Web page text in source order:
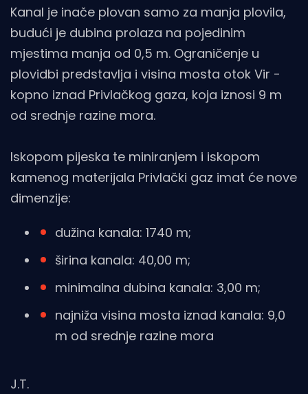
Kanal je inače plovan samo za manja plovila,
budući je dubina prolaza na pojedinim
mjestima manja od 0,5 m. Ograničenje u
plovidbi predstavlja i visina mosta otok Vir -
kopno iznad Privlačkog gaza, koja iznosi 9 m
od srednje razine mora.
Iskopom pijeska te miniranjem i iskopom
kamenog materijala Privlački gaz imat će nove
dimenzije:
dužina kanala: 1740 m;
širina kanala: 40,00 m;
minimalna dubina kanala: 3,00 m;
najniža visina mosta iznad kanala: 9,0
m od srednje razine mora
J.T.